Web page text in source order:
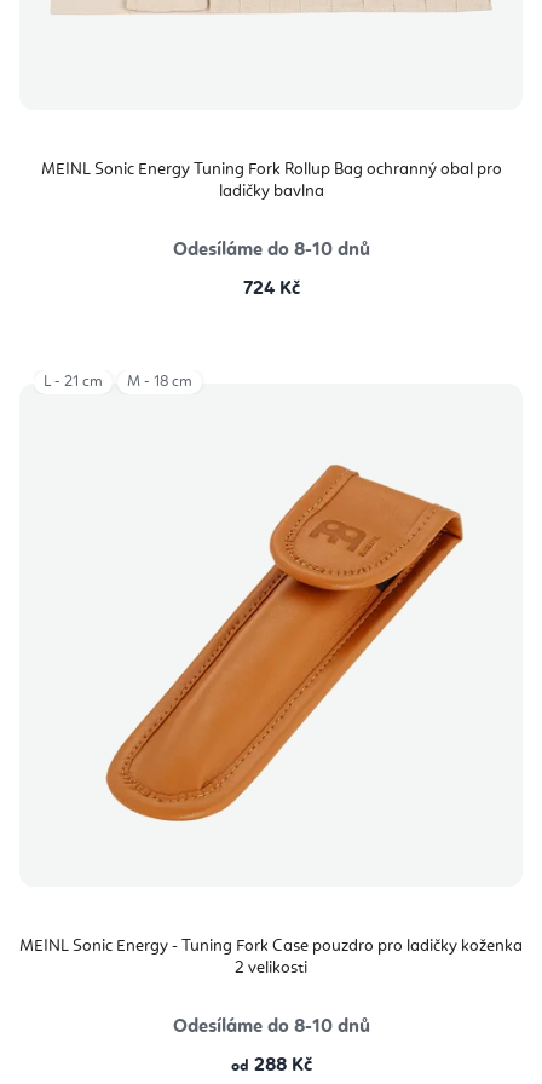
MEINL Sonic Energy Tuning Fork Rollup Bag ochranný obal pro
ladičky bavlna
Odesíláme do 8-10 dnů
724 Kč
MEINL Sonic Energy - Tuning Fork Case pouzdro pro ladičky koženka
2 velikosti
Odesíláme do 8-10 dnů
od 288 Kč
L - 21 cm M - 18 cm